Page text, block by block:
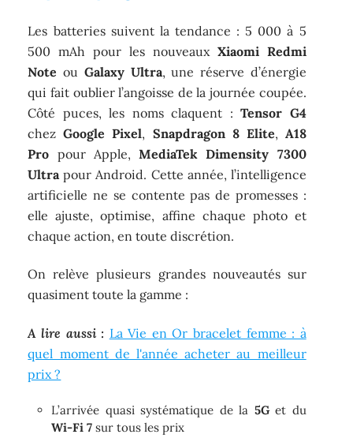
Les batteries suivent la tendance : 5 000 à 5
500 mAh pour les nouveaux Xiaomi Redmi
Note ou Galaxy Ultra, une réserve d’énergie
qui fait oublier l’angoisse de la journée coupée.
Côté puces, les noms claquent :Tensor G4
chezGoogle Pixel, Snapdragon 8 Elite, A18
Pro pour Apple,MediaTek Dimensity 7300
Ultra pour Android. Cette année, l’intelligence
artificielle ne se contente pas de promesses :
elle ajuste, optimise, affine chaque photo et
chaque action, en toute discrétion.
On relève plusieurs grandes nouveautés sur
quasiment toute la gamme :
A lire aussi : La Vie en Or bracelet femme : à
quel moment de l'année acheter au meilleur
prix ?
L’arrivée quasi systématique de la 5Get du
Wi-Fi 7 sur tous les prix